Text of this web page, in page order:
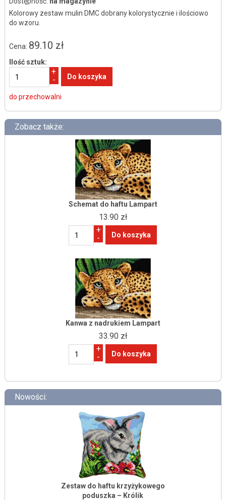
Kolorowy zestaw mulin DMC dobrany kolorystycznie i ilościowo
do wzoru.
Cena: 89.10 zł
Ilość sztuk:
+
-
do przechowalni
Zobacz także:
Schemat do haftu Lampart
13.90 zł
+
-
Kanwa z nadrukiem Lampart
33.90 zł
+
-
Nowości:
Zestaw do haftu krzyżykowego
poduszka – Królik